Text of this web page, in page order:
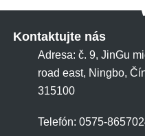
Kontaktujte nás
Adresa: č. 9, JinGu
road east, Ningbo,
315100
Telefón: 0575-